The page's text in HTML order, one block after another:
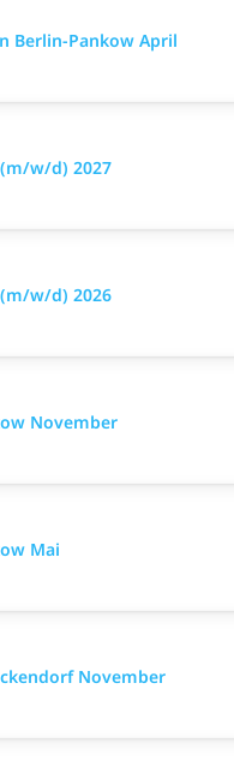
Berlin-Pankow April
w/d) 2027
w/d) 2026
November
Mai
November